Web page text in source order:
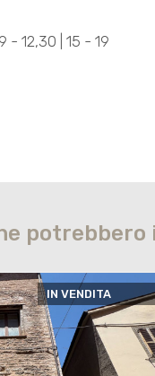
- 12,30 | 15 - 19
IN VENDITA